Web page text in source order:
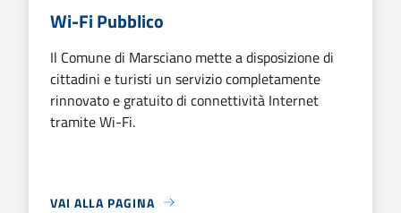
Wi-Fi Pubblico
Il Comune di Marsciano mette a disposizione di
cittadini e turisti un servizio completamente
rinnovato e gratuito di connettività Internet
tramite Wi-Fi.
VAI ALLA PAGINA